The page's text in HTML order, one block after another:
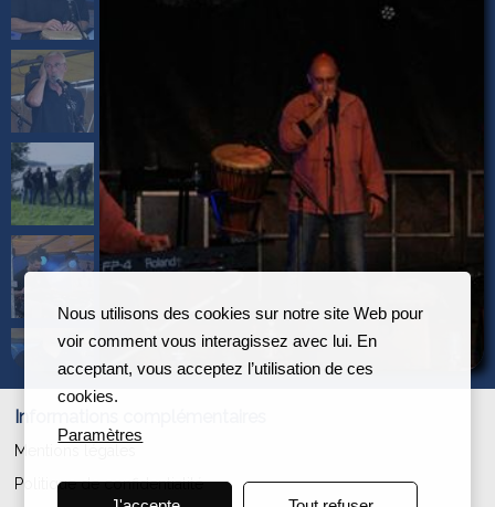
Informations complémentaires
Mentions légales
Politique de confidentialité
Nous utilisons des cookies sur notre site Web pour
voir comment vous interagissez avec lui. En
acceptant, vous acceptez l’utilisation de ces
cookies.
Paramètres